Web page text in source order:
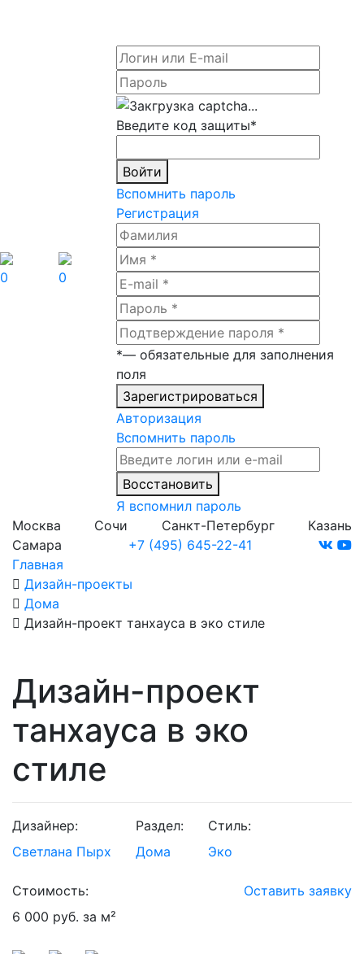
0 0
Введите код защиты*
Войти
Вспомнить пароль
Регистрация
*— обязательные для заполнения
поля
Зарегистрироваться
Авторизация
Вспомнить пароль
Восстановить
Я вспомнил пароль
Москва
Сочи Санкт-Петербург
Казань
Самара
+7 (495) 645-22-41
Главная
Дизайн-проекты
Дома
Дизайн-проект танхауса в эко стиле
Дизайн-проект
танхауса в эко
стиле
Дизайнер:
Светлана Пырх
Раздел:
Дома
Стиль:
Эко
Стоимость:
6 000 руб. за м²
Оставить заявку